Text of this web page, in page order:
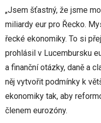
„Jsem šťastný, že jsme
miliardy eur pro Řecko.
řecké ekonomiky. To si
prohlásil v Lucembursku
a finanční otázky, daně a
něj vytvořit podmínky k
ekonomiky tak, aby
členem eurozóny.